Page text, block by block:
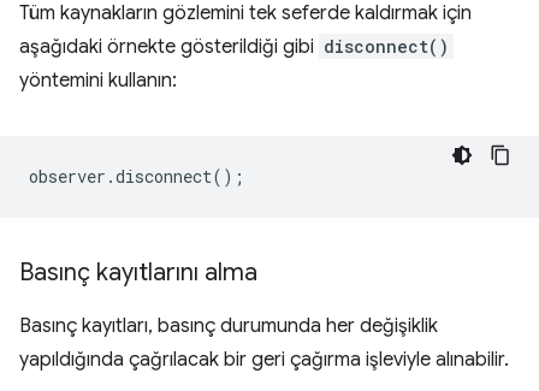
Tüm kaynakların gözlemini tek seferde kaldırmak için
aşağıdaki örnekte gösterildiği gibi disconnect()
yöntemini kullanın:
observer .disconnect();
Basınç kayıtlarını alma
Basınç kayıtları, basınç durumunda her değişiklik
yapıldığında çağrılacak bir geri çağırma işleviyle alınabilir.